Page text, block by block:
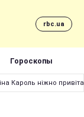
rbc.ua
Гороскопы
Кароль ніжно